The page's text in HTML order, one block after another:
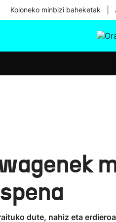
Koloneko minbizi baheketak
dute, nahiz eta